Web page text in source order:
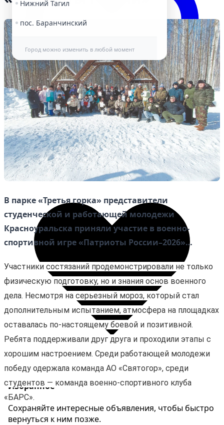
Нижний Тагил
пос. Баранчинский
Город можно изменить в любой момент
Избранное
Избранное
Сохраняйте интересные объявления, чтобы быстро
вернуться к ним позже.
В парке «Третья горка» представители
студенческой и работающей молодежи
Красноуральска приняли участие в военно-
спортивной игре «Патриоты России–2026»…
Участники состязаний продемонстрировали не только
физическую подготовку, но и знания основ военного
дела. Несмотря на серьезный мороз, который стал
дополнительным испытанием, атмосфера на площадках
оставалась по-настоящему боевой и позитивной.
Ребята поддерживали друг друга и проходили этапы с
хорошим настроением. Среди работающей молодежи
победу одержала команда АО «Святогор», среди
студентов — команда военно-спортивного клуба
«БАРС».